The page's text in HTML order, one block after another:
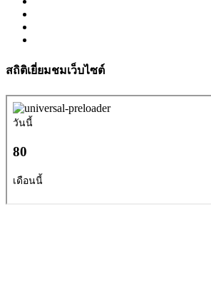
สถิติเยี่ยมชมเว็บไซต์